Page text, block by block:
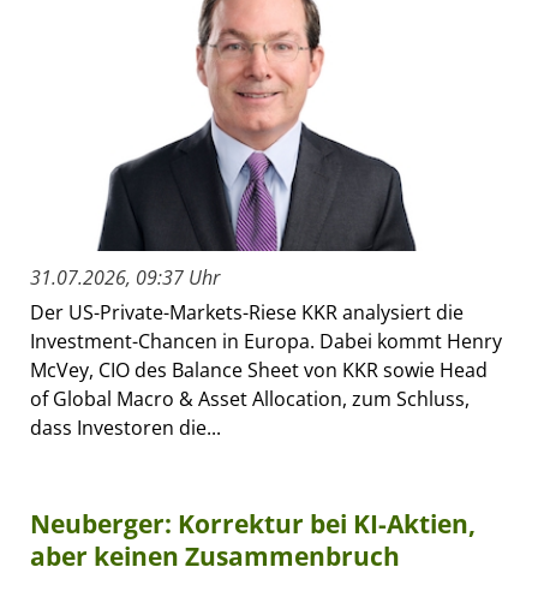
31.07.2026, 09:37 Uhr
Der US-Private-Markets-Riese KKR analysiert die
Investment-Chancen in Europa. Dabei kommt Henry
McVey, CIO des Balance Sheet von KKR sowie Head
of Global Macro & Asset Allocation, zum Schluss,
dass Investoren die...
Neuberger: Korrektur bei KI-Aktien,
aber keinen Zusammenbruch